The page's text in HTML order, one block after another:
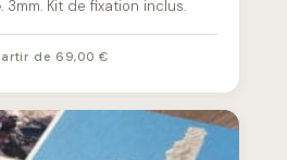
. 3mm. Kit de fixation inclus.
de 69,00 €